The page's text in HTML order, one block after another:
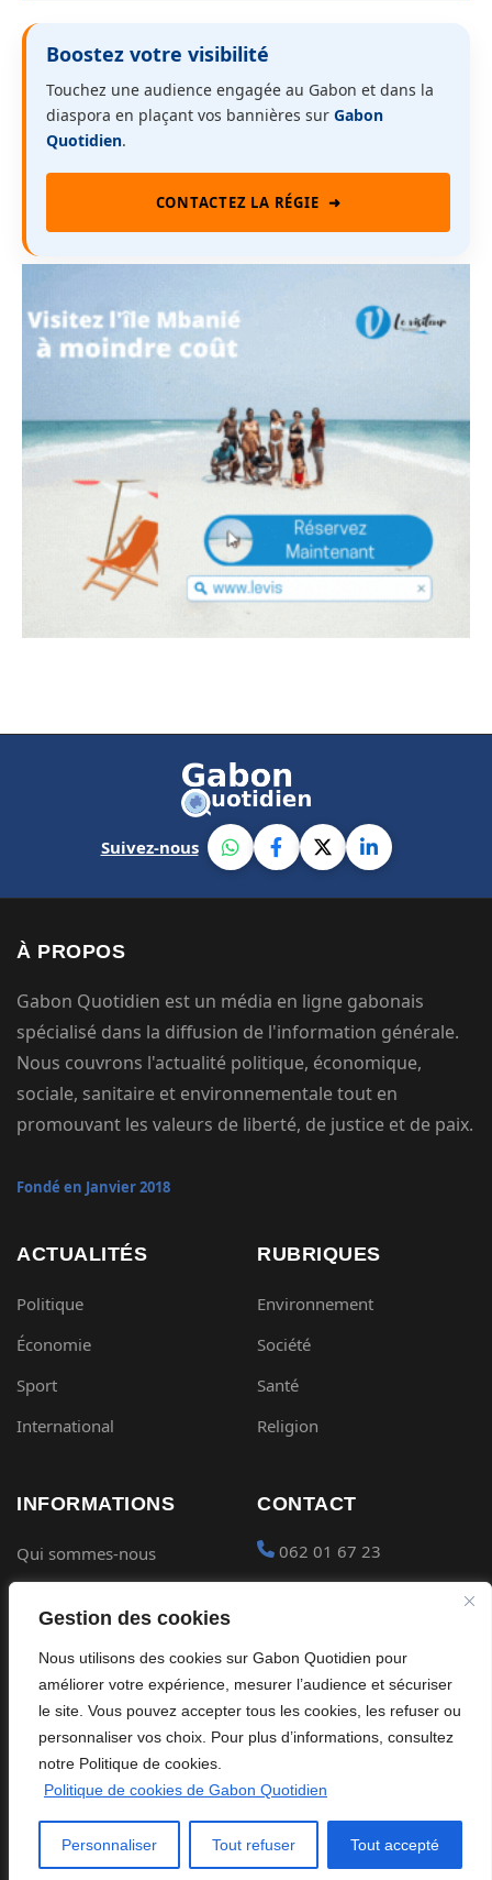
Gestion des cookies
Nous utilisons des cookies sur Gabon Quotidien pour
améliorer votre expérience, mesurer l’audience et sécuriser
le site. Vous pouvez accepter tous les cookies, les refuser ou
personnaliser vos choix. Pour plus d’informations, consultez
notre Politique de cookies.
Politique de cookies de Gabon Quotidien
Personnaliser Tout refuser Tout accepté
Boostez votre visibilité
Touchez une audience engagée au Gabon et dans la
diaspora en plaçant vos bannières sur Gabon
Quotidien.
CONTACTEZ LA RÉGIE ➜
Suivez-nous
À PROPOS
Gabon Quotidien est un média en ligne gabonais
spécialisé dans la diffusion de l'information générale.
Nous couvrons l'actualité politique, économique,
sociale, sanitaire et environnementale tout en
promouvant les valeurs de liberté, de justice et de paix.
Fondé en Janvier 2018
ACTUALITÉS
Politique
Économie
Sport
International
RUBRIQUES
Environnement
Société
Santé
Religion
INFORMATIONS
Qui sommes-nous
Confidentialité
Cookies
CONTACT
062 01 67 23
Placer une Pub
Devenir partenaire
©2026Gabon Quotidien. Tous droits réservés.
Site édité par Global Streaming Africa